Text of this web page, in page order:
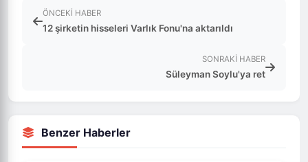
ÖNCEKI HABER
12 şirketin hisseleri Varlık Fonu'na aktarıldı
SONRAKI HABER
Süleyman Soylu'ya ret
Benzer Haberler